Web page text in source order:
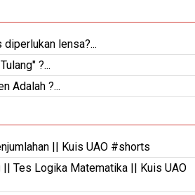
lensa?...
?...
Adalah ?...
|| Kuis UAO #shorts
Tes Logika Matematika || Kuis UAO